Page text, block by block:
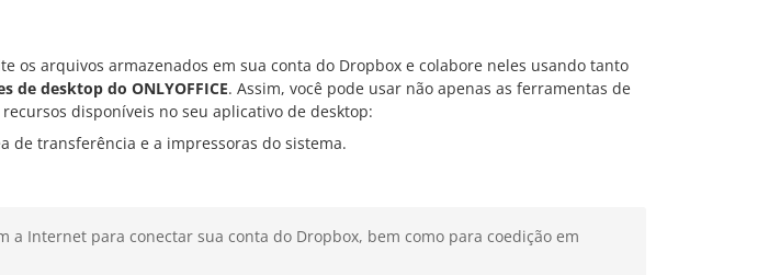
os arquivos armazenados em sua conta do Dropbox e colabore neles usando tanto
de desktop do ONLYOFFICE. Assim, você pode usar não apenas as ferramentas de
disponíveis no seu aplicativo de desktop:
de transferência e a impressoras do sistema.
a Internet para conectar sua conta do Dropbox, bem como para coedição em